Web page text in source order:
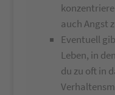
auch Angst
Eventuell
Leben, in
du zu oft in